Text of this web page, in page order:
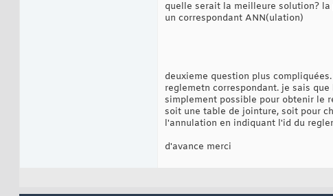
quelle serait la meilleure solution?
un correspondant ANN(ulation)
deuxieme question plus
reglemetn correspondant. je sais
simplement possible pour obtenir le
soit une table de jointure, soit pour
l'annulation en indiquant l'id du
d'avance merci